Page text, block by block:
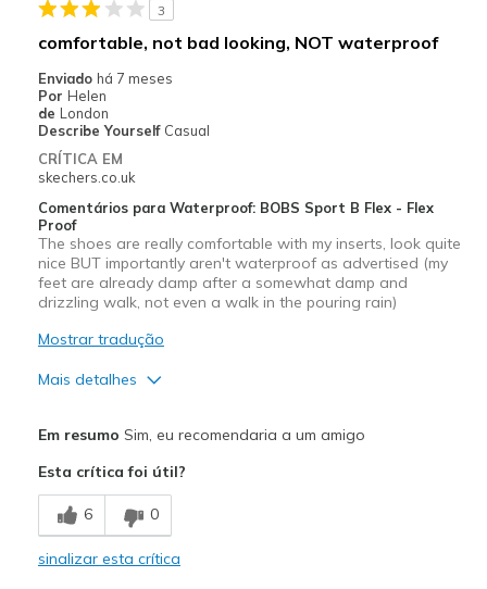
3
comfortable, not bad looking, NOT waterproof
Enviado há 7 meses
Por Helen
de London
Describe Yourself Casual
CRÍTICA EM
skechers.co.uk
Comentários para Waterproof: BOBS Sport B Flex - Flex
Proof
The shoes are really comfortable with my inserts, look quite
nice BUT importantly aren't waterproof as advertised (my
feet are already damp after a somewhat damp and
drizzling walk, not even a walk in the pouring rain)
Mostrar tradução
Mais detalhes
Contras
Waterproofing substandard
Em resumo Sim, eu recomendaria a um amigo
Esta crítica foi útil?
6 0
sinalizar esta crítica